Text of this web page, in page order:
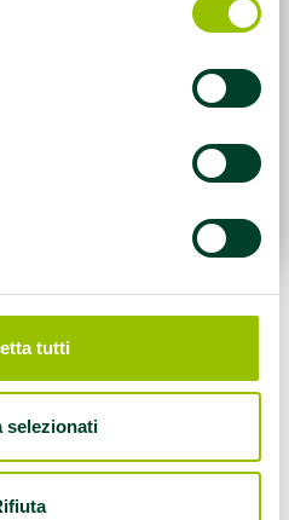
tutti
selezionati
Copparo (via Agnelli
di
Attività motoria
nell’apposito
aver fatto domanda